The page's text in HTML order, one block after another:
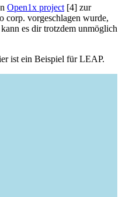
Open1x project [4] zur
corp. vorgeschlagen wurde,
es dir trotzdem unmöglich
ist ein Beispiel für LEAP.